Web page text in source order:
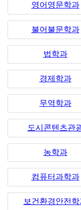
영어영문학과
불어불문학과
법학과
경제학과
무역학과
도시콘텐츠관
농학과
컴퓨터과학과
보건환경안전학